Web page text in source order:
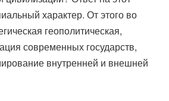
характер. От этого во
геополитическая,
современных государств,
внутренней и внешней